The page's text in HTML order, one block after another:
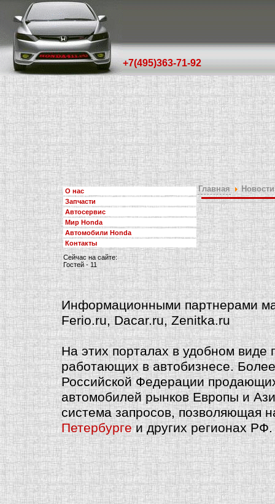
+7(495)363-71-92
О нас
Запчасти
Автосервис
Мир Honda
Автомобили Honda
Контакты
Сейчас на сайте:
Гостей - 11
Главная Новости
Информационными партнерами
Ferio.ru, Dacar.ru, Zenitka.ru
На этих порталах в удобном
работающих в автобизнесе.
Российской Федерации
автомобилей рынков Европы и
система запросов, позволяющая
Петербургеи других регионах РФ.